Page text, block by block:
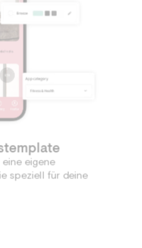
eigene
speziell für deine